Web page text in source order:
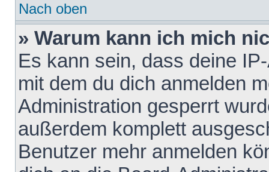
Nach oben
» Warum kann ich mich
Es kann sein, dass deine
mit dem du dich anmelden
Administration gesperrt
außerdem komplett
Benutzer mehr anmelden